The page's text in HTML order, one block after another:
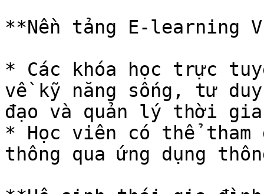
**Nền tảng E-learning
* Các khóa học trực
về kỹ năng sống, tư
đạo và quản lý thời
* Học viên có thể
thông qua ứng dụng